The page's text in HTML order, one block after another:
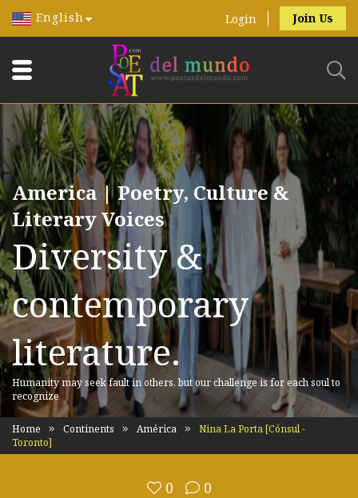
English Login Join Us
America | Poetry, Culture &
Literary Voices
Diversity &
contemporary
literature.
Humanity may seek fault in others, but our challenge is for each soul to
recognize
Home Continents América
Nina La Porta [Cónsul -
Toronto]
0 0